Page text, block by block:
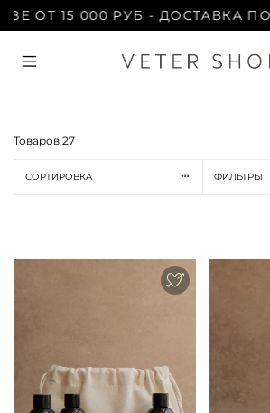
ОТ 15 000 РУБ - ДОСТАВКА
Товаров 27
СОРТИРОВКА ФИЛЬТРЫ